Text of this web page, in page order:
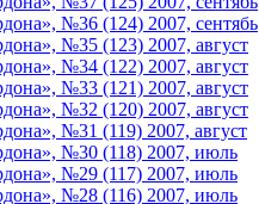
№36 (124) 2007, сентябь
№35 (123) 2007, август
№34 (122) 2007, август
№33 (121) 2007, август
№32 (120) 2007, август
№31 (119) 2007, август
№30 (118) 2007, июль
№29 (117) 2007, июль
№28 (116) 2007, июль